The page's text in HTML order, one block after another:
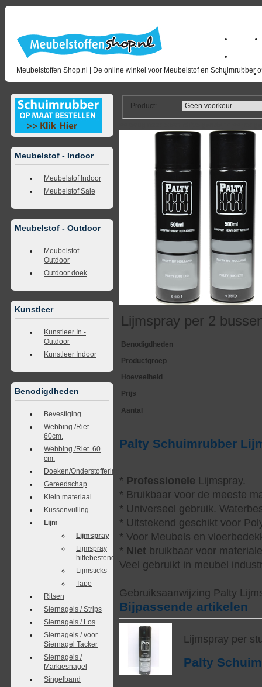
Meubelstoffen Shop.nl | De online winkel voor Meubelstof en Schuimrubber
Home
Outlet
Meubelstof - Indoor
Meubelstof Indoor
Meubelstof Sale
Meubelstof - Outdoor
Meubelstof
Outdoor
Outdoor doek
Kunstleer
Kunstleer In -
Outdoor
Kunstleer Indoor
Benodigdheden
Bevestiging
Webbing /Riet
60cm.
Webbing /Riet. 60
cm.
Doeken/Onderstoffering
Gereedschap
Klein materiaal
Kussenvulling
Lijm
Lijmspray
Lijmspray
hittebestendig
Lijmsticks
Tape
Ritsen
Siernagels / Strips
Siernagels / Los
Siernagels / voor
Siernagel Tacker
Siernagels /
Markiesnagel
Singelband
Product:
Lijmspray per 2
Benodigdheden
Productgroep
Hoeveelheid
Prijs
Aantal
Palty Schuimrubber
* Professionele Lijmspray.
* Bruikbaar voor de meeste
* Universeel gebruik.
* Uitstekend geschikt voor
* Voor Meubels en
* Niet bruikbaar voor
Veel gebruikt in meubel
Gebruiksaanwijzing Palty
Bijpassende artikelen
Lijmspray per
Palty